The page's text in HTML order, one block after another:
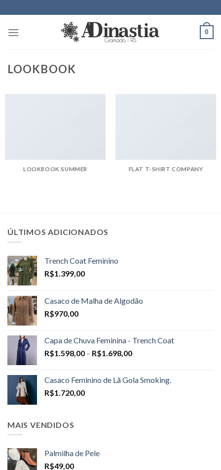
to
content
0
LOOKBOOK
LOOKBOOK SUMMER FLAT T-SHIRT COMPANY
ÚLTIMOS ADICIONADOS
Trench Coat Feminino
R$1.399,00
Casaco de Malha de Algodão
R$970,00
Capa de Chuva Feminina - Trench Coat
R$1.598,00 – R$1.698,00Price
through
Casaco Feminino de Lã Gola Smoking.
R$1.720,00
MAIS VENDIDOS
Palmilha de Pele
R$49,00